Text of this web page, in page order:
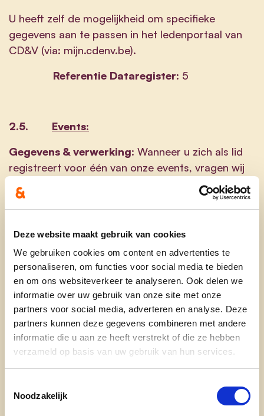
Deze website maakt gebruik van cookies
We gebruiken cookies om content en advertenties te
personaliseren, om functies voor social media te bieden
en om ons websiteverkeer te analyseren. Ook delen we
informatie over uw gebruik van onze site met onze
partners voor social media, adverteren en analyse. Deze
partners kunnen deze gegevens combineren met andere
informatie die u aan ze heeft verstrekt of die ze hebben
verzameld op basis van uw gebruik van hun services.
Noodzakelijk
U heeft zelf de mogelijkheid om specifieke
gegevens aan te passen in het ledenportaal van
CD&V (via: mijn.cdenv.be).
Referentie Dataregister: 5
2.5. Events:
Gegevens & verwerking: Wanneer u zich als lid
registreert voor één van onze events, vragen wij
naar uw naam, emailadres, lidnummer, de
aanwezigheden en gezinssamenstelling.
gegevens worden opgevraagd zoals gebruikt
vervoermiddel, dieetvoorkeuren, uren van
aankomst en vertrek of andere tijdsschema's,
registraties voor workshops of activiteiten,
lichaamsmaten voor kledij, en dergelijke meer.
Doeleinden: Wij verwerken deze gegevens
voornamelijk om uw deelname aan het event en
de reservaties te registreren, de administratie van
jouw deelname en de vlotte organisatie van het